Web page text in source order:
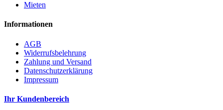
Mieten
Informationen
AGB
Widerrufsbelehrung
Zahlung und Versand
Datenschutzerklärung
Impressum
Ihr Kundenbereich